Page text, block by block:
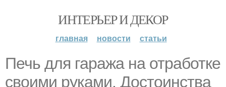
ИНТЕРЬЕР И ДЕКОР
главная новости статьи
Печь для гаража на отработке
своими руками. Достоинства